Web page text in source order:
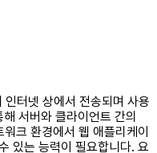
터넷 상에서 전송되며 사용
서버와 클라이언트 간의
크 환경에서 웹 애플리케이
있는 능력이 필요합니다. 요